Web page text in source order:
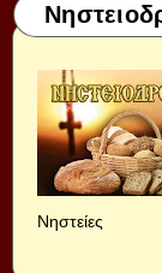
Νηστείες